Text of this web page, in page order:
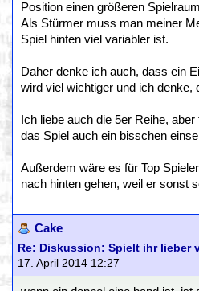
Position einen größeren
Als Stürmer muss man meiner
Spiel hinten viel variabler ist.
Daher denke ich auch, dass ein
wird viel wichtiger und ich denke,
Ich liebe auch die 5er Reihe,
das Spiel auch ein bisschen
Außerdem wäre es für Top
nach hinten gehen, weil er sonst
Cake
Re: Diskussion: Spielt ihr lieber
17. April 2014 12:27